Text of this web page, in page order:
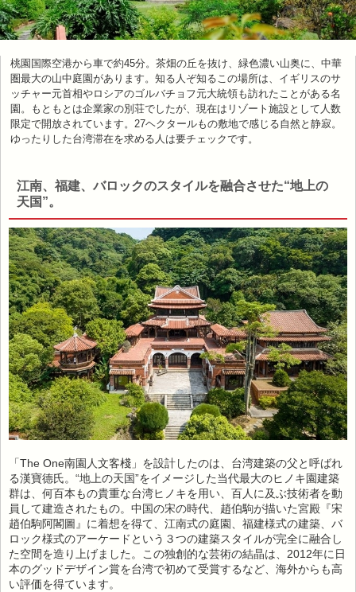
桃園国際空港から車で約45分。茶畑の丘を抜け、緑色濃い山奥に、中華
圏最大の山中庭園があります。知る人ぞ知るこの場所は、イギリスのサ
ッチャー元首相やロシアのゴルバチョフ元大統領も訪れたことがある名
園。もともとは企業家の別荘でしたが、現在はリゾート施設として人数
限定で開放されています。27ヘクタールもの敷地で感じる自然と静寂。
ゆったりした台湾滞在を求める人は要チェックです。
江南、福建、バロックのスタイルを融合させた“地上の
天国”。
「The One南園人文客棧」を設計したのは、台湾建築の父と呼ばれ
る漢寶德氏。“地上の天国”をイメージした当代最大のヒノキ園建築
群は、何百本もの貴重な台湾ヒノキを用い、百人に及ぶ技術者を動
員して建造されたもの。中国の宋の時代、趙伯駒が描いた宮殿『宋
趙伯駒阿閣圖』に着想を得て、江南式の庭園、福建様式の建築、バ
ロック様式のアーケードという３つの建築スタイルが完全に融合し
た空間を造り上げました。この独創的な芸術の結晶は、2012年に日
本のグッドデザイン賞を台湾で初めて受賞するなど、海外からも高
い評価を得ています。